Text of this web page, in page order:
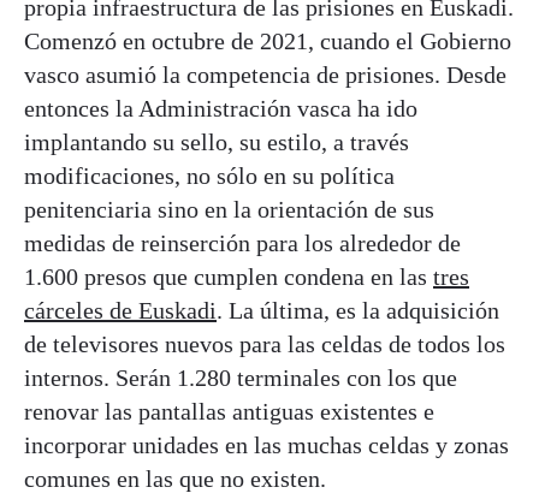
propia infraestructura de las prisiones en Euskadi.
Comenzó en octubre de 2021, cuando el Gobierno
vasco asumió la competencia de prisiones. Desde
entonces la Administración vasca ha ido
implantando su sello, su estilo, a través
modificaciones, no sólo en su política
penitenciaria sino en la orientación de sus
medidas de reinserción para los alrededor de
1.600 presos que cumplen condena en las tres
cárceles de Euskadi. La última, es la adquisición
de televisores nuevos para las celdas de todos los
internos. Serán 1.280 terminales con los que
renovar las pantallas antiguas existentes e
incorporar unidades en las muchas celdas y zonas
comunes en las que no existen.